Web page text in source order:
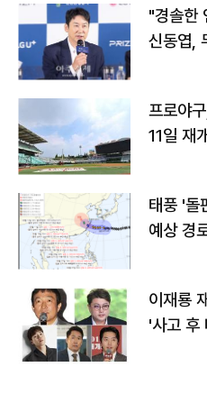
"경솔한
신동엽,
프로야
11일 재
태풍 '돌
예상 경
이재룡
'사고 후